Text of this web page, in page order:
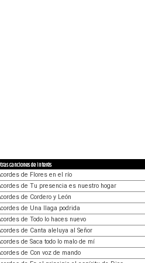
canciones de interés
de Flores en el río
de Tu presencia es nuestro hogar
de Cordero y León
de Una llaga podrida
de Todo lo haces nuevo
de Canta aleluya al Señor
de Saca todo lo malo de mí
de Con voz de mando